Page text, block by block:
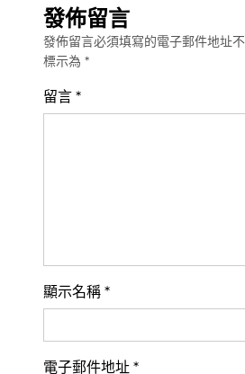
發佈留言
發佈留言必須填寫的電子郵件地址不
標示為 *
留言 *
顯示名稱 *
電子郵件地址 *